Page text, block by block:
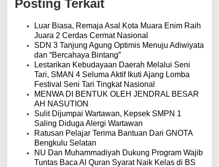
s
Posting Terkait
Luar Biasa, Remaja Asal Kota Muara Enim Raih
Juara 2 Cerdas Cermat Nasional
SDN 3 Tanjung Agung Optimis Menuju Adiwiyata
dan “Bercahaya Bintang”
Lestarikan Kebudayaan Daerah Melalui Seni
Tari, SMAN 4 Seluma Aktif Ikuti Ajang Lomba
Festival Seni Tari Tingkat Nasional
MENWA DI BENTUK OLEH JENDRAL BESAR
AH NASUTION
Sulit Dijumpai Wartawan, Kepsek SMPN 1
Saling Diduga Alergi Wartawan
Ratusan Pelajar Terima Bantuan Dari GNOTA
Bengkulu Selatan
NU Dan Muhammadiyah Dukung Program Wajib
Tuntas Baca Al Quran Syarat Naik Kelas di BS